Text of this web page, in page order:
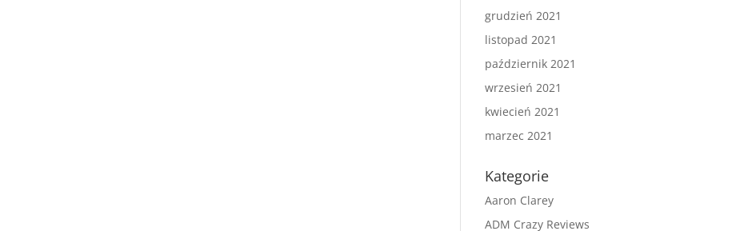
grudzień 2021
listopad 2021
październik 2021
wrzesień 2021
kwiecień 2021
marzec 2021
Kategorie
Aaron Clarey
ADM Crazy Reviews